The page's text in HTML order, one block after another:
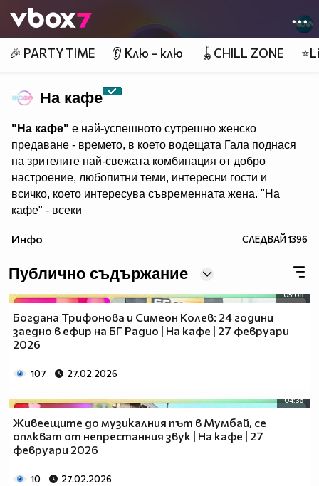
👾
🎉 PARTY TIME 👂 Клю – клю 🪀CHILL ZONE
На кафе
"На кафе" е най-успешното сутрешно женско
предаване - времето, в което водещата Гала поднася
на зрителите най-свежата комбинация от добро
настроение, любопитни теми, интересни гости и
всичко, което интересува съвременната жена. "На
кафе" - всеки
може да гледате и в
Инфо СЛЕДВАЙ1396
Публично съдържание
05:08
Богдана Трифонова и Симеон Колев: 24 години
заедно в ефир на БГ Радио | На кафе | 27 февруари
2026
107 27.02.2026
04:36
Живеещите до музикалния път в Мумбай, се
оплкват от непрестанния звук | На кафе | 27
февруари 2026
10 27.02.2026